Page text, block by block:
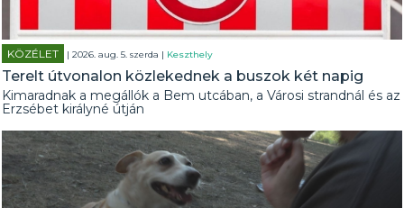
KÖZÉLET | 2026. aug. 5. szerda | Keszthely
Terelt útvonalon közlekednek a buszok két napig
Kimaradnak a megállók a Bem utcában, a Városi strandnál és az
Erzsébet királyné útján